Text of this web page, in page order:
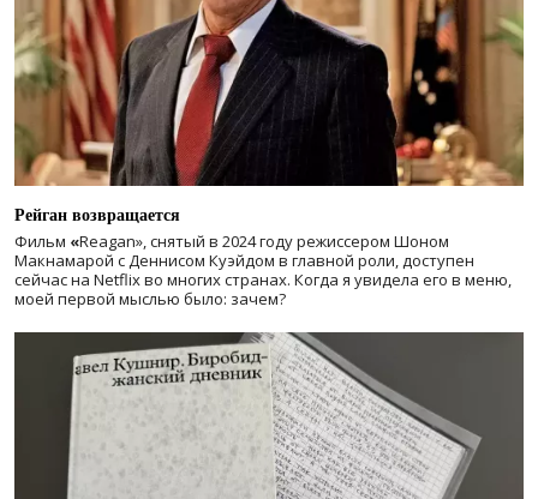
Рейган возвращается
Фильм «Reagan», снятый в 2024 годурежиссером Шоном
Макнамарой с Деннисом Куэйдом в главной роли, доступен
сейчас на Netflix во многих странах. Когда я увидела его в меню,
моей первой мыслью было: зачем?